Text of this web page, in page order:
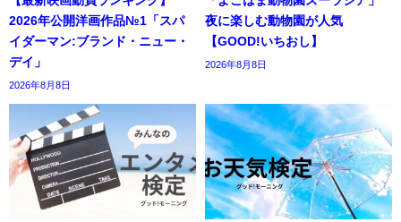
2026年公開洋画作品№1「スパ
イダーマン:ブランド・ニュー・
デイ」
2026年8月8日
夜に楽しむ動物園が人気
【GOOD!いちおし】
2026年8月8日